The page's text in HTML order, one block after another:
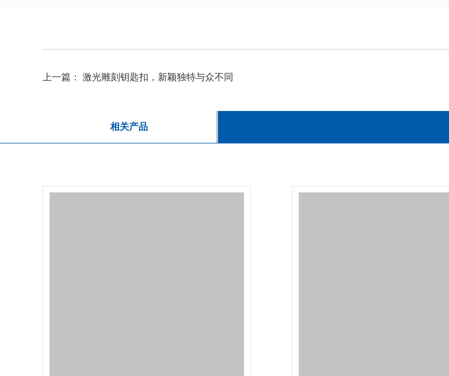
上一篇： 激光雕刻钥匙扣，新颖独特与众不同
相关产品